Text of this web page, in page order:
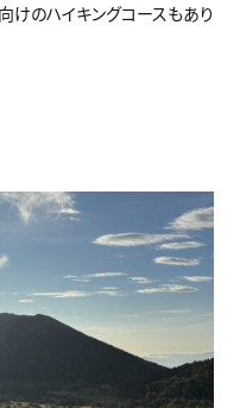
のハイキングコースもあり